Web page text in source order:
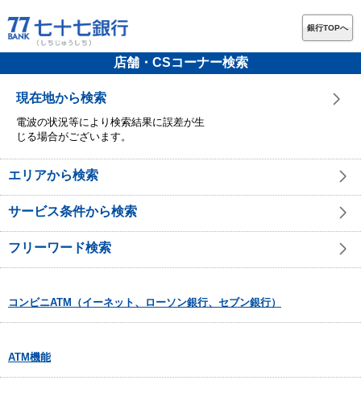
銀行TOPへ
店舗・CSコーナー検索
現在地から検索
電波の状況等により検索結果に誤差が生
じる場合がございます。
エリアから検索
サービス条件から検索
フリーワード検索
コンビニATM（イーネット、ローソン銀行、セブン銀行）
ATM機能